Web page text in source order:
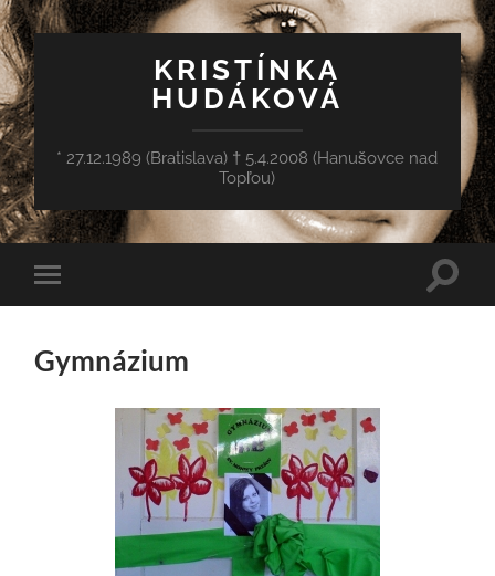
KRISTÍNKA
HUDÁKOVÁ
* 27.12.1989 (Bratislava) † 5.4.2008 (Hanušovce nad
Topľou)
Toggle
mobile
Toggle
Gymnázium